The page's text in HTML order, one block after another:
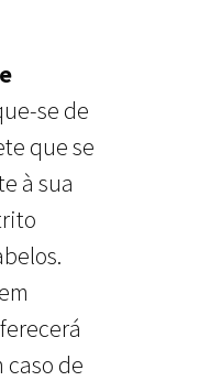
se de
que se
à sua
caso de